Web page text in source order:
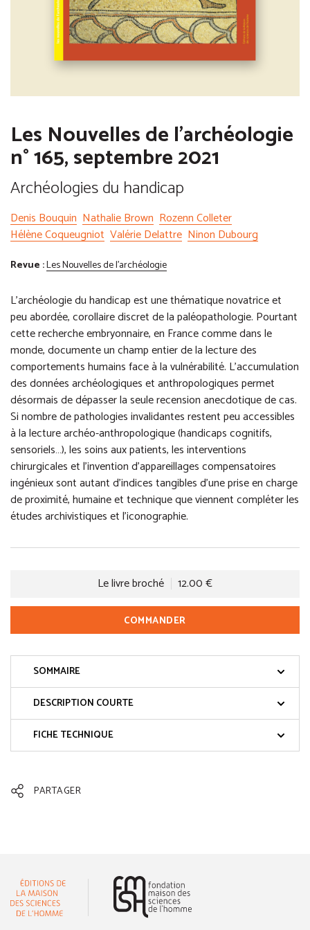
Les Nouvelles de l'archéologie
n° 165, septembre 2021
Archéologies du handicap
Denis Bouquin Nathalie Brown Rozenn Colleter
Hélène Coqueugniot Valérie Delattre Ninon Dubourg
Revue :Les Nouvelles de l'archéologie
L’archéologie du handicap est une thématique novatrice et
peu abordée, corollaire discret de la paléopathologie. Pourtant
cette recherche embryonnaire, en France comme dans le
monde, documente un champ entier de la lecture des
comportements humains face à la vulnérabilité. L’accumulation
des données archéologiques et anthropologiques permet
désormais de dépasser la seule recension anecdotique de cas.
Si nombre de pathologies invalidantes restent peu accessibles
à la lecture archéo-anthropologique (handicaps cognitifs,
sensoriels…), les soins aux patients, les interventions
chirurgicales et l’invention d’appareillages compensatoires
ingénieux sont autant d’indices tangibles d’une prise en charge
de proximité, humaine et technique que viennent compléter les
études archivistiques et l’iconographie.
Le livre broché 12.00 €
COMMANDER
SOMMAIRE
DESCRIPTION COURTE
FICHE TECHNIQUE
PARTAGER